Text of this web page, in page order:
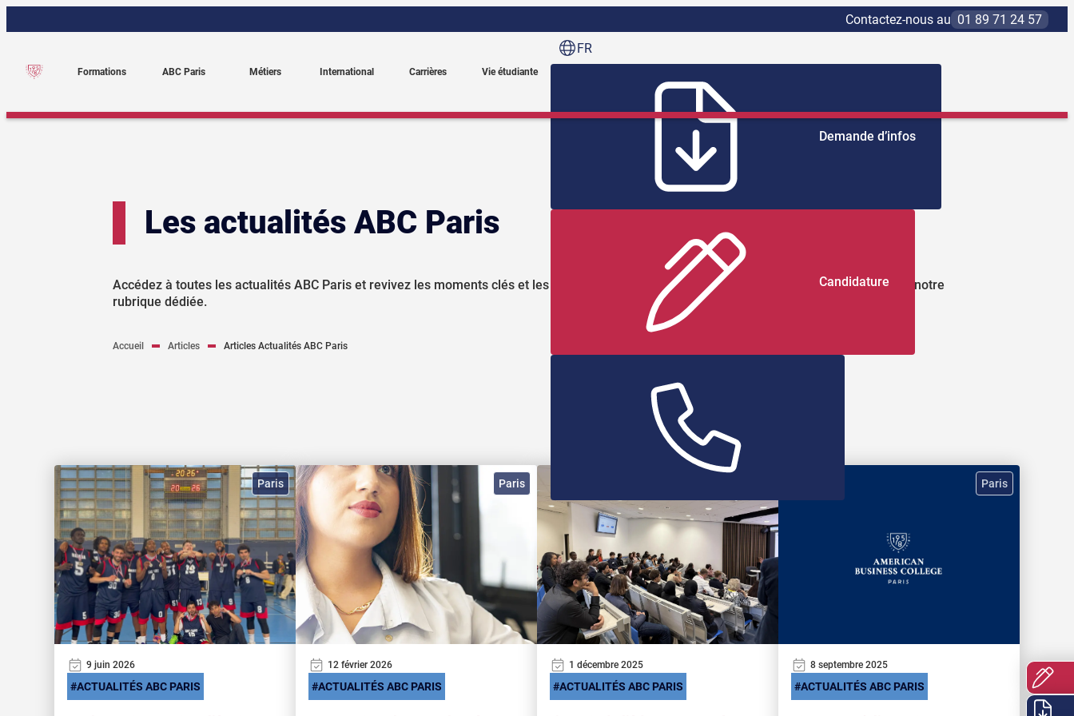
au
Contactez-nous au 01 89 71 24 57
Formations ABC Paris Métiers International Carrières Vie étudiante
FR
Demande d’infos
Candidature
Les actualités ABC Paris
Accédez à toutes les actualités ABC Paris et revivez les moments clés et les multiples temps forts organisés au sein de notre école grâce à notre
rubrique dédiée.
Accueil Articles Articles Actualités ABC Paris
Paris
ACTUALITÉS ABC PARIS
9 juin 2026
Paris
ACTUALITÉS ABC PARIS
12 février 2026
ACTUALITÉS ABC PARIS
1 décembre 2025
Paris
ACTUALITÉS ABC PARIS
8 septembre 2025